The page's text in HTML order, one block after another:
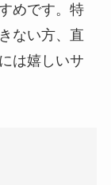
めです。特
ない方、直
は嬉しいサ